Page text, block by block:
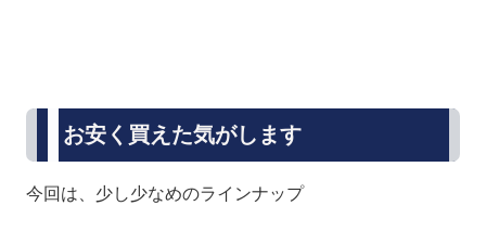
お安く買えた気がします
今回は、少し少なめのラインナップ